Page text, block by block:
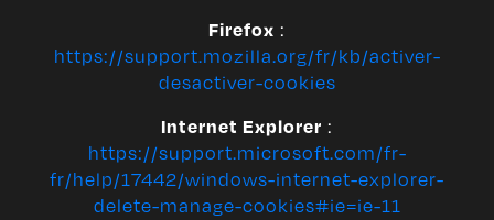
Firefox :
https://support.mozilla.org/fr/kb/activer-
desactiver-cookies
Internet Explorer :
https://support.microsoft.com/fr-
fr/help/17442/windows-internet-explorer-
delete-manage-cookies#ie=ie-11